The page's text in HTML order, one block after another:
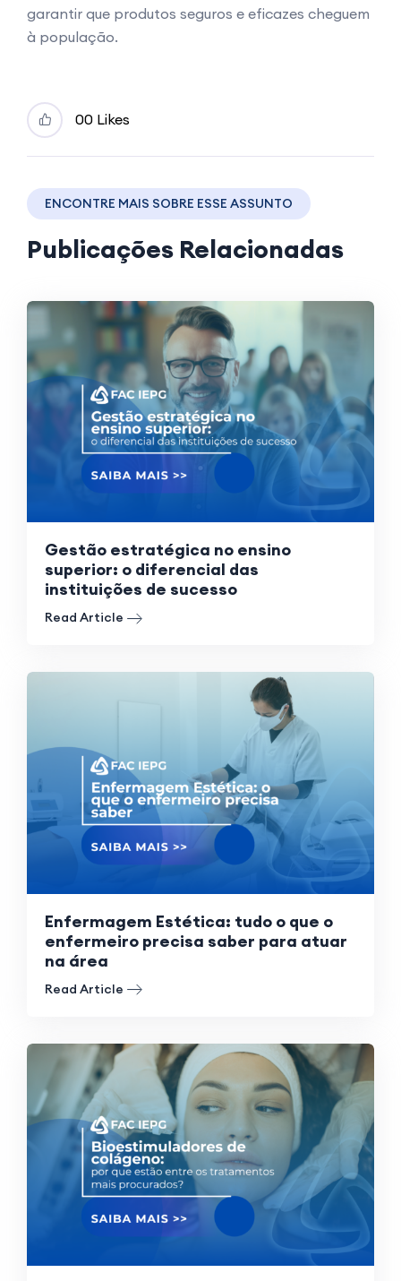
garantir que produtos seguros e eficazes cheguem
à população.
00 Likes
ENCONTRE MAIS SOBRE ESSE ASSUNTO
Publicações Relacionadas
Gestão estratégica no ensino
superior: o diferencial das
instituições de sucesso
Read Article
Enfermagem Estética: tudo o que o
enfermeiro precisa saber para atuar
na área
Read Article